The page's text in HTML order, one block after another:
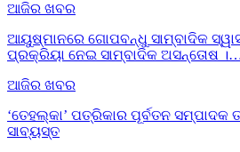
ଆଜିର ଖବର
ଆୟୁଷ୍ମାନରେ ଗୋପବନ୍ଧୁ ସାମ୍ବାଦିକ
ପ୍ରକ୍ରିୟା ନେଇ ସାମ୍ବାଦିକ ଅସନ୍ତୋଷ
ଆଜିର ଖବର
‘ତେହଲ୍‌କା’ ପତ୍ରିକାର ପୂର୍ବତନ
ସାବ୍ୟସ୍ତ